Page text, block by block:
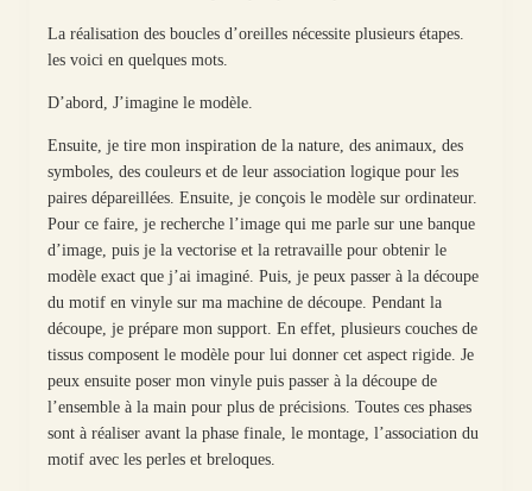
La réalisation des boucles d’oreilles nécessite plusieurs étapes.
les voici en quelques mots.
D’abord, J’imagine le modèle.
Ensuite, je tire mon inspiration de la nature, des animaux, des
symboles, des couleurs et de leur association logique pour les
paires dépareillées. Ensuite, je conçois le modèle sur ordinateur.
Pour ce faire, je recherche l’image qui me parle sur une banque
d’image, puis je la vectorise et la retravaille pour obtenir le
modèle exact que j’ai imaginé. Puis, je peux passer à la découpe
du motif en vinyle sur ma machine de découpe. Pendant la
découpe, je prépare mon support. En effet, plusieurs couches de
tissus composent le modèle pour lui donner cet aspect rigide. Je
peux ensuite poser mon vinyle puis passer à la découpe de
l’ensemble à la main pour plus de précisions. Toutes ces phases
sont à réaliser avant la phase finale, le montage, l’association du
motif avec les perles et breloques.